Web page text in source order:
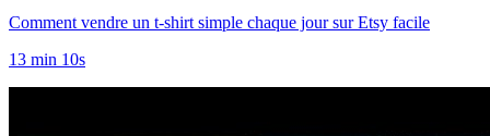
Comment vendre un t-shirt simple chaque jour sur Etsy facile
13 min 10s